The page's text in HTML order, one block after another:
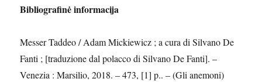
Bibliografinė informacija
Messer Taddeo / Adam Mickiewicz ; a cura di Silvano De
Fanti ; [traduzione dal polacco di Silvano De Fanti]. –
Venezia : Marsilio, 2018. – 473, [1] p.. – (Gli anemoni)